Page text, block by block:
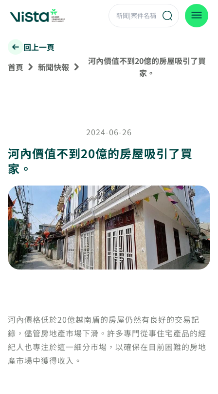
回上一頁
首頁
新聞快報
河內價值不到20億的房屋吸引了買
家。
2024-06-26
河內價值不到20億的房屋吸引了買
家。
河內價格低於20億越南盾的房屋仍然有良好的交易記
錄，儘管房地產市場下滑。許多專門從事住宅產品的經
紀人也專注於這一細分市場，以確保在目前困難的房地
產市場中獲得收入。